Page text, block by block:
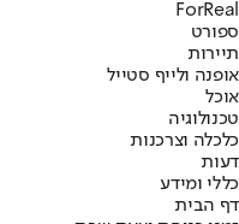
ForReal
ספורט
תיירות
אופנה ולייף סטייל
אוכל
טכנולוגיה
כלכלה וצרכנות
דעות
כללי ומידע
דף הבית